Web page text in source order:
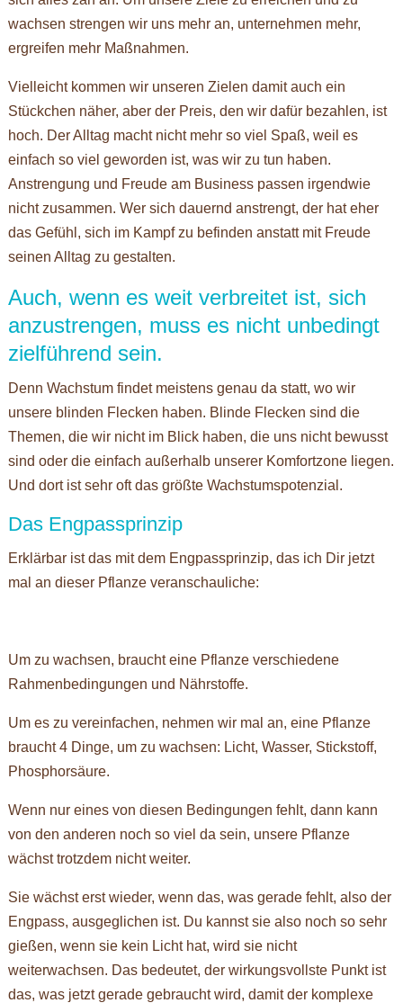
wachsen strengen wir uns mehr an, unternehmen mehr,
ergreifen mehr Maßnahmen.
Vielleicht kommen wir unseren Zielen damit auch ein
Stückchen näher, aber der Preis, den wir dafür bezahlen, ist
hoch. Der Alltag macht nicht mehr so viel Spaß, weil es
einfach so viel geworden ist, was wir zu tun haben.
Anstrengung und Freude am Business passen irgendwie
nicht zusammen. Wer sich dauernd anstrengt, der hat eher
das Gefühl, sich im Kampf zu befinden anstatt mit Freude
seinen Alltag zu gestalten.
Auch, wenn es weit verbreitet ist, sich
anzustrengen, muss es nicht unbedingt
zielführend sein.
Denn Wachstum findet meistens genau da statt, wo wir
unsere blinden Flecken haben. Blinde Flecken sind die
Themen, die wir nicht im Blick haben, die uns nicht bewusst
sind oder die einfach außerhalb unserer Komfortzone liegen.
Und dort ist sehr oft das größte Wachstumspotenzial.
Das Engpassprinzip
Erklärbar ist das mit dem Engpassprinzip, das ich Dir jetzt
mal an dieser Pflanze veranschauliche:
Um zu wachsen, braucht eine Pflanze verschiedene
Rahmenbedingungen und Nährstoffe.
Um es zu vereinfachen, nehmen wir mal an, eine Pflanze
braucht 4 Dinge, um zu wachsen: Licht, Wasser, Stickstoff,
Phosphorsäure.
Wenn nur eines von diesen Bedingungen fehlt, dann kann
von den anderen noch so viel da sein, unsere Pflanze
wächst trotzdem nicht weiter.
Sie wächst erst wieder, wenn das, was gerade fehlt, also der
Engpass, ausgeglichen ist. Du kannst sie also noch so sehr
gießen, wenn sie kein Licht hat, wird sie nicht
weiterwachsen. Das bedeutet, der wirkungsvollste Punkt ist
das, was jetzt gerade gebraucht wird, damit der komplexe